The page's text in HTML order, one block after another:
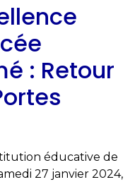
: Retour
éducative de
27 janvier 2024,